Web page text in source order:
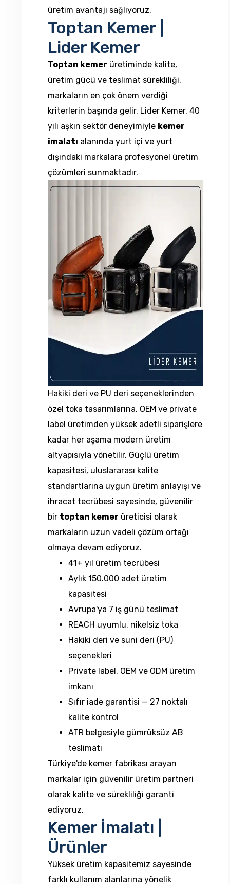
üretim avantajı sağlıyoruz.
Toptan Kemer |
Lider Kemer
Toptan kemer üretiminde kalite,
üretim gücü ve teslimat sürekliliği,
markaların en çok önem verdiği
kriterlerin başında gelir. Lider Kemer, 40
yılı aşkın sektör deneyimiyle kemer
imalatı alanında yurt içi ve yurt
dışındaki markalara profesyonel üretim
çözümleri sunmaktadır.
Hakiki deri ve PU deri seçeneklerinden
özel toka tasarımlarına, OEM ve private
label üretimden yüksek adetli siparişlere
kadar her aşama modern üretim
altyapısıyla yönetilir. Güçlü üretim
kapasitesi, uluslararası kalite
standartlarına uygun üretim anlayışı ve
ihracat tecrübesi sayesinde, güvenilir
bir toptan kemer üreticisi olarak
markaların uzun vadeli çözüm ortağı
olmaya devam ediyoruz.
41+ yıl üretim tecrübesi
Aylık 150.000 adet üretim
kapasitesi
Avrupa'ya 7 iş günü teslimat
REACH uyumlu, nikelsiz toka
Hakiki deri ve suni deri (PU)
seçenekleri
Private label, OEM ve ODM üretim
imkanı
Sıfır iade garantisi — 27 noktalı
kalite kontrol
ATR belgesiyle gümrüksüz AB
teslimatı
Türkiye'de kemer fabrikası arayan
markalar için güvenilir üretim partneri
olarak kalite ve sürekliliği garanti
ediyoruz.
Kemer İmalatı |
Ürünler
Yüksek üretim kapasitemiz sayesinde
farklı kullanım alanlarına yönelik